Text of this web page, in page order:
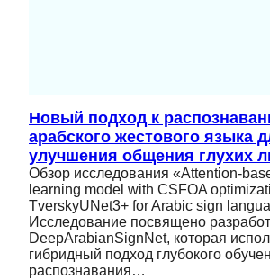
Новый подход к
арабского жестового языка
улучшения общения глухих
Обзор исследования «Attention-
learning model with CSFOA
TverskyUNet3+ for Arabic sign
Исследование посвящено
DeepArabianSignNet, которая
гибридный подход глубокого
распознавания…